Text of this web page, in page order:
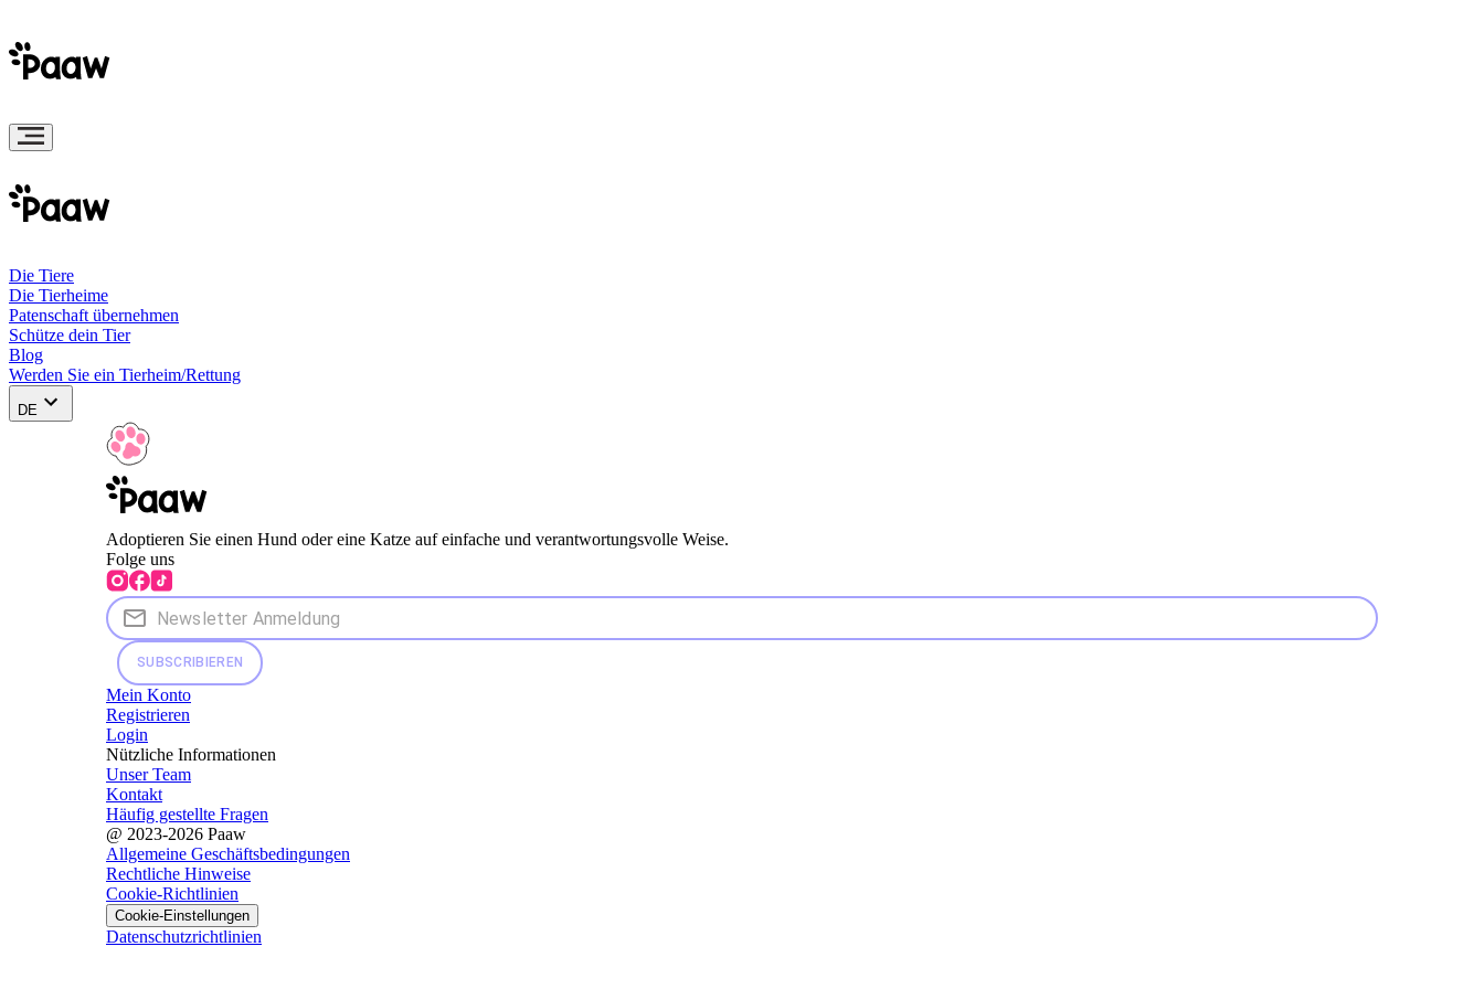
Die Tiere
Die Tierheime
Patenschaft übernehmen
Schütze dein Tier
Blog
Werden Sie ein Tierheim/Rettung
DE
Adoptieren Sie einen Hund oder eine Katze auf einfache und verantwortungsvolle Weise.
Folge uns
SUBSCRIBIEREN
Mein Konto
Registrieren
Login
Nützliche Informationen
Unser Team
Kontakt
Häufig gestellte Fragen
@ 2023-2026 Paaw
Allgemeine Geschäftsbedingungen
Rechtliche Hinweise
Cookie-Richtlinien
Cookie-Einstellungen
Datenschutzrichtlinien